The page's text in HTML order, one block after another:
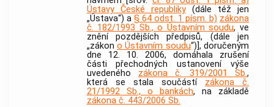
Ústavy České republiky(dále též jen
„Ústava“) a§ 64 odst. 1 písm. b) zákona
č. 182/1993 Sb., o Ústavním soudu, ve
znění pozdějších předpisů, (dále jen
„zákono Ústavním soudu“)], doručeným
dne 12. 10. 2006, domáhala zrušení
části přechodných ustanovení výše
uvedeného zákona č. 319/2001 Sb.,
která se stala součástí zákona č.
21/1992 Sb., o bankách, na základě
zákona č. 443/2006 Sb.